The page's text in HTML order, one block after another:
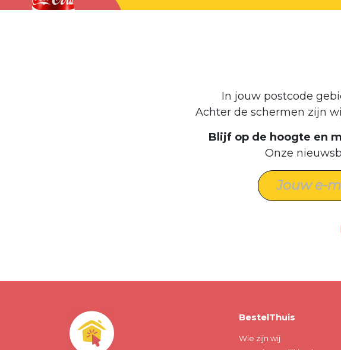
In jouw postcode
Achter de schermen zijn
Blijf op de hoogte en
Onze
BestelThuis
Wie zijn wij